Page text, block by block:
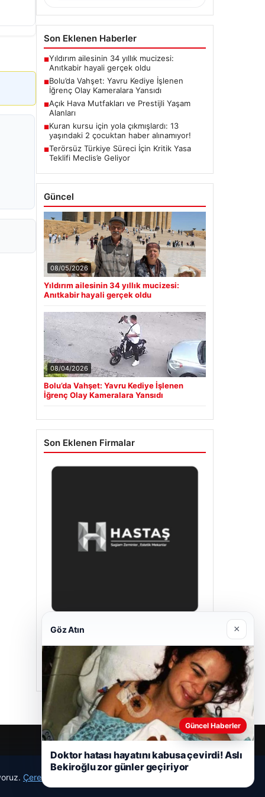
Son Eklenen Haberler
■Yıldırım ailesinin 34 yıllık mucizesi:
Anıtkabir hayali gerçek oldu
■Bolu’da Vahşet: Yavru Kediye İşlenen
İğrenç Olay Kameralara Yansıdı
■Açık Hava Mutfakları ve Prestijli Yaşam
Alanları
■Kuran kursu için yola çıkmışlardı: 13
yaşındaki 2 çocuktan haber alınamıyor!
■Terörsüz Türkiye Süreci İçin Kritik Yasa
Teklifi Meclis’e Geliyor
Güncel
08/05/2026
Yıldırım ailesinin 34 yıllık mucizesi:
Anıtkabir hayali gerçek oldu
08/04/2026
Bolu’da Vahşet: Yavru Kediye İşlenen
İğrenç Olay Kameralara Yansıdı
Son Eklenen Firmalar
Hastaş Beton
05/26/2026
Çerez Politikamız
Göz Atın ×
Güncel Haberler
Doktor hatası hayatını kabusa çevirdi! Aslı
Bekiroğlu zor günler geçiriyor